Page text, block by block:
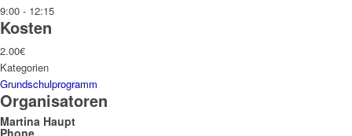
9:00 - 12:15
Kosten
2.00€
Kategorien
Grundschulprogramm
Organisatoren
Martina Haupt